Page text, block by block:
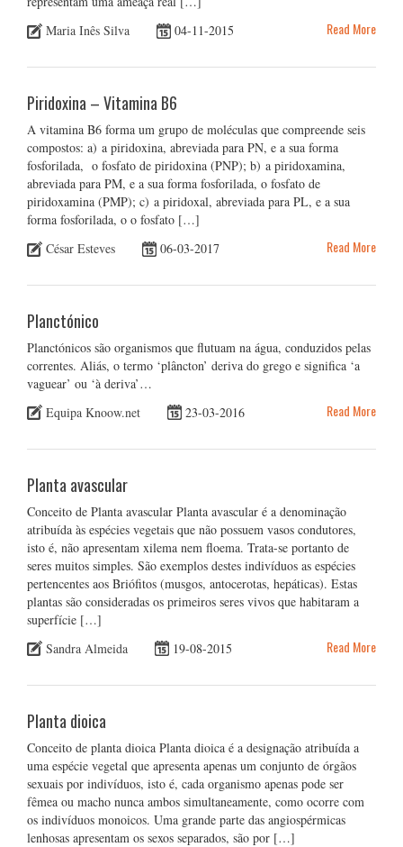
Maria Inês Silva
04-11-2015 Read More
Piridoxina – Vitamina B6
A vitamina B6 forma um grupo de moléculas que compreende seis
compostos: a) a piridoxina, abreviada para PN, e a sua forma
fosforilada, o fosfato de piridoxina (PNP); b) a piridoxamina,
abreviada para PM, e a sua forma fosforilada, o fosfato de
piridoxamina (PMP); c) a piridoxal, abreviada para PL, e a sua
forma fosforilada, o o fosfato […]
César Esteves
06-03-2017 Read More
Planctónico
Planctónicos são organismos que flutuam na água, conduzidos pelas
correntes. Aliás, o termo ‘plâncton’ deriva do grego e significa ‘a
vaguear’ ou ‘à deriva’…
Equipa Knoow.net
23-03-2016 Read More
Planta avascular
Conceito de Planta avascular Planta avascular é a denominação
atribuída às espécies vegetais que não possuem vasos condutores,
isto é, não apresentam xilema nem floema. Trata-se portanto de
seres muitos simples. São exemplos destes indivíduos as espécies
pertencentes aos Briófitos (musgos, antocerotas, hepáticas). Estas
plantas são consideradas os primeiros seres vivos que habitaram a
superfície […]
Sandra Almeida
19-08-2015 Read More
Planta dioica
Conceito de planta dioica Planta dioica é a designação atribuída a
uma espécie vegetal que apresenta apenas um conjunto de órgãos
sexuais por indivíduos, isto é, cada organismo apenas pode ser
fêmea ou macho nunca ambos simultaneamente, como ocorre com
os indivíduos monoicos. Uma grande parte das angiospérmicas
lenhosas apresentam os sexos separados, são por […]